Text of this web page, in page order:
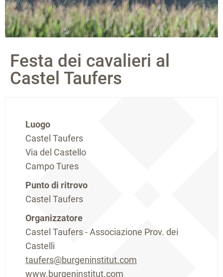
Festa dei cavalieri al
Castel Taufers
Luogo
Castel Taufers
Via del Castello
Campo Tures
Punto di ritrovo
Castel Taufers
Organizzatore
Castel Taufers - Associazione Prov. dei
Castelli
taufers@burgeninstitut.com
www.burgeninstitut.com